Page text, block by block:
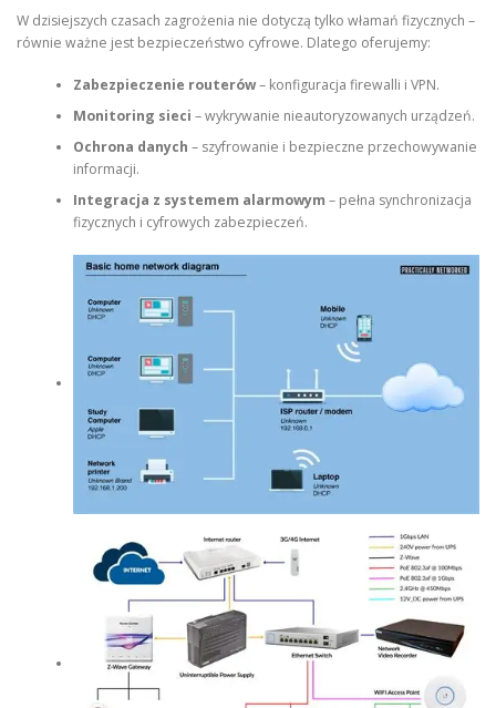
W dzisiejszych czasach zagrożenia nie dotyczą tylko włamań fizycznych –
równie ważne jest bezpieczeństwo cyfrowe. Dlatego oferujemy:
Zabezpieczenie routerów– konfiguracja firewalli i VPN.
Monitoring sieci – wykrywanie nieautoryzowanych urządzeń.
Ochrona danych – szyfrowanie i bezpieczne przechowywanie
informacji.
Integracja z systemem alarmowym – pełna synchronizacja
fizycznych i cyfrowych zabezpieczeń.